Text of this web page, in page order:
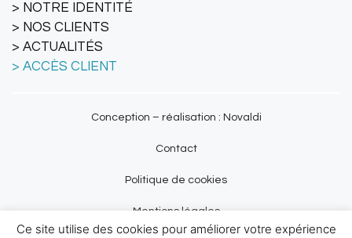
NOTRE IDENTITÉ
NOS CLIENTS
ACTUALITÉS
ACCÈS CLIENT
Conception – réalisation : Novaldi
Contact
Politique de cookies
Mentions légales
Ce site utilise des cookies pour améliorer votre expérience